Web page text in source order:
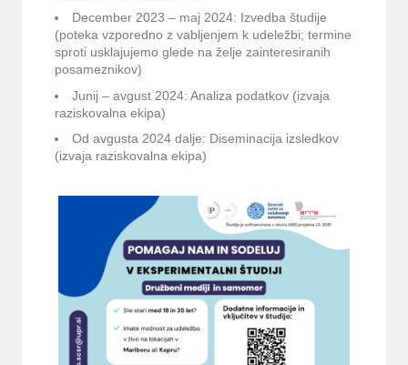
December 2023 – maj 2024: Izvedba študije
(poteka vzporedno z vabljenjem k udeležbi; termine
sproti usklajujemo glede na želje zainteresiranih
posameznikov)
Junij – avgust 2024: Analiza podatkov (izvaja
raziskovalna ekipa)
Od avgusta 2024 dalje: Diseminacija izsledkov
(izvaja raziskovalna ekipa)